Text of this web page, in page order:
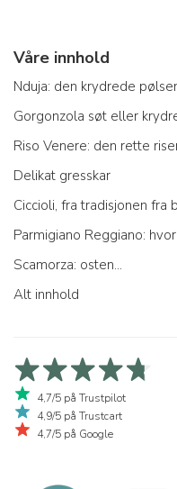
Våre innhold
Nduja: den krydrede
Gorgonzola søt eller
Riso Venere: den rette
Delikat gresskar
Ciccioli, fra tradisjonen fra
Parmigiano Reggiano:
Scamorza: osten...
Alt innhold
4,7/5 på Trustpilot
4,9/5 på Trustcart
4,7/5 på Google